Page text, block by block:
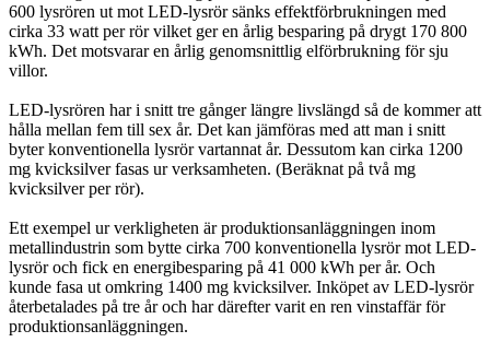
600 lysrören ut mot LED-lysrör sänks effektförbrukningen med
cirka 33 watt per rör vilket ger en årlig besparing på drygt 170 800
kWh. Det motsvarar en årlig genomsnittlig elförbrukning för sju
villor.
LED-lysrören har i snitt tre gånger längre livslängd så de kommer att
hålla mellan fem till sex år. Det kan jämföras med att man i snitt
byter konventionella lysrör vartannat år. Dessutom kan cirka 1200
mg kvicksilver fasas ur verksamheten. (Beräknat på två mg
kvicksilver per rör).
Ett exempel ur verkligheten är produktionsanläggningen inom
metallindustrin som bytte cirka 700 konventionella lysrör mot LED-
lysrör och fick en energibesparing på 41 000 kWh per år. Och
kunde fasa ut omkring 1400 mg kvicksilver. Inköpet av LED-lysrör
återbetalades på tre år och har därefter varit en ren vinstaffär för
produktionsanläggningen.